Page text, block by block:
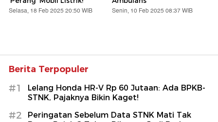
Selasa, 18 Feb 2025 20:50 WIB Senin, 10 Feb 2025 08:37 WIB
Berita Terpopuler
#1
Lelang Honda HR-V Rp 60 Jutaan: Ada BPKB-
STNK, Pajaknya Bikin Kaget!
#2
Peringatan Sebelum Data STNK Mati Tak